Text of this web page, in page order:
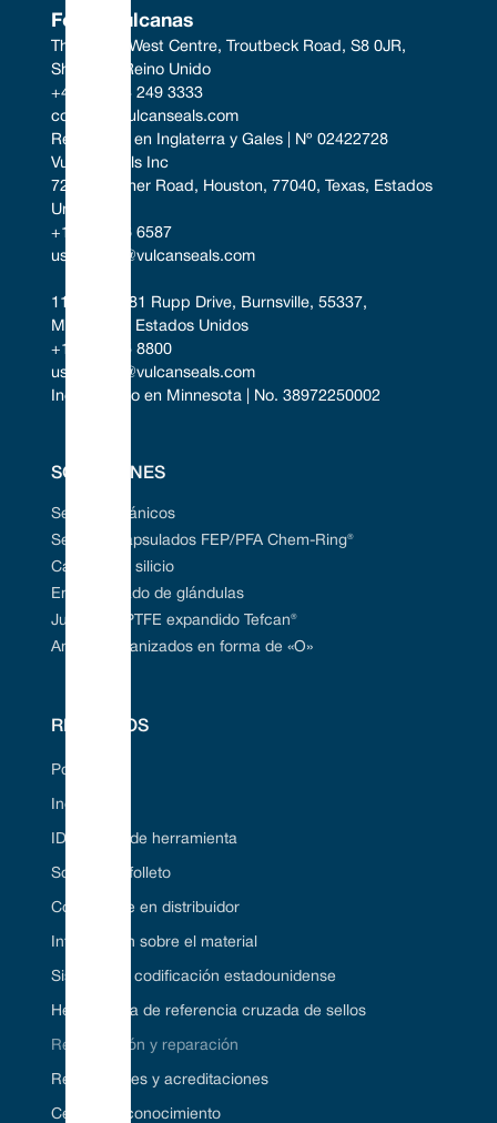
Focas vulcanas
The South West Centre, Troutbeck Road, S8 0JR,
Sheffield, Reino Unido
+44 (0) 114 249 3333
contact@vulcanseals.com
Registrado en Inglaterra y Gales | Nº 02422728
Vulcan Seals Inc
7221 Gessner Road, Houston, 77040, Texas, Estados
Unidos
+1 346 856 6587
uscontact@vulcanseals.com
11401-11481 Rupp Drive, Burnsville, 55337,
Minnesota, Estados Unidos
+1 952 955 8800
uscontact@vulcanseals.com
Incorporado en Minnesota | No. 38972250002
SOLUCIONES
Sellos mecánicos
Sellos encapsulados FEP/PFA Chem-Ring®
Carburo de silicio
Empaquetado de glándulas
Juntas de PTFE expandido Tefcan®
Anillos vulcanizados en forma de «O»
RECURSOS
Portal web
Industrias
ID de sello de herramienta
Solicite un folleto
Conviértase en distribuidor
Información sobre el material
Sistema de codificación estadounidense
Herramienta de referencia cruzada de sellos
Restauración y reparación
Regulaciones y acreditaciones
Centro de conocimiento